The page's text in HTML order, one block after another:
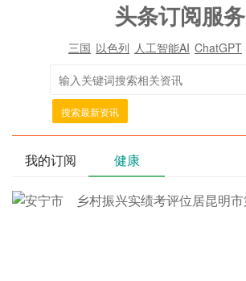
头条订阅服务
三国 以色列 人工智能AI ChatGPT
搜索最新资讯
我的订阅 健康